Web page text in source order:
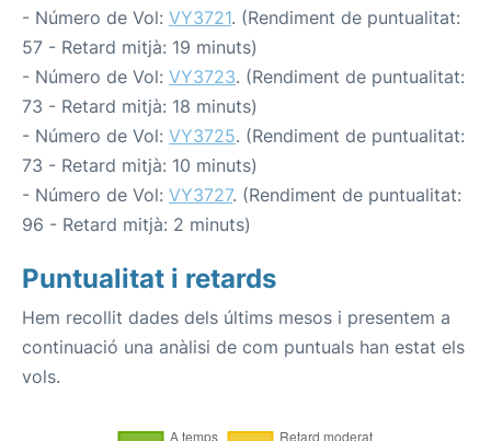
- Número de Vol: VY3721. (Rendiment de puntualitat:
57 - Retard mitjà: 19 minuts)
- Número de Vol: VY3723. (Rendiment de puntualitat:
73 - Retard mitjà: 18 minuts)
- Número de Vol: VY3725. (Rendiment de puntualitat:
73 - Retard mitjà: 10 minuts)
- Número de Vol: VY3727. (Rendiment de puntualitat:
96 - Retard mitjà: 2 minuts)
Puntualitat i retards
Hem recollit dades dels últims mesos i presentem a
continuació una anàlisi de com puntuals han estat els
vols.